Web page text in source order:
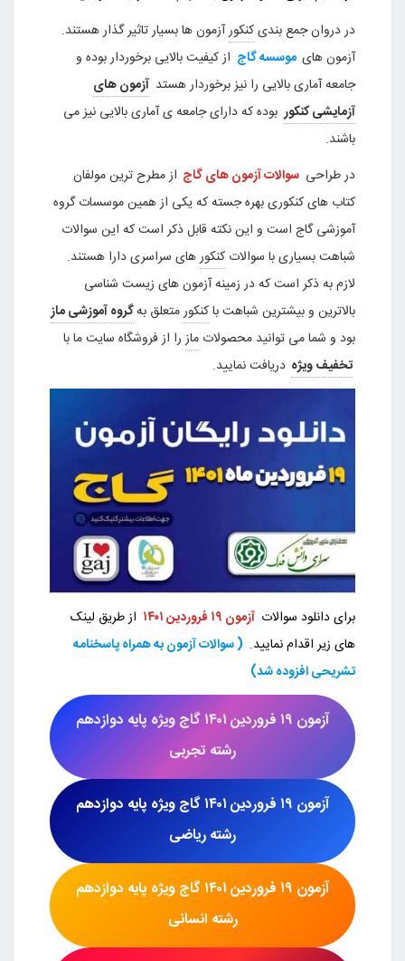
در دروان جمع بندیکنکورآزمون ها بسیار تاثیر گذار هستند.
آزمون های موسسه گاج از کیفیت بالایی برخوردار بوده و
جامعه آماری بالایی را نیز برخوردار هستد آزمون های
آزمایشی کنکور بوده که دارای جامعه ی آماری بالایی نیز می
باشند.
در طراحی سوالات آزمون های گاج از مطرح ترین مولفان
کتاب های کنکوری بهره جسته که یکی از همین موسسات گروه
آموزشی گاج است و این نکته قابل ذکر است که این سوالات
شباهت بسیاری با سوالات کنکورهای سراسری دارا هستند.
لازم به ذکر است که در زمینه آزمون های زیست شناسی
بالاترین و بیشترین شباهت باکنکورمتعلق بهگروه آموزشی ماز
بود و شما می توانید محصولات مازرا از فروشگاه سایت ما با
تخفیف ویژه دریافت نمایید.
برای دانلود سوالات آزمون ۱۹ فروردین ۱۴۰۱
از طریق لینک
های زیر اقدام نمایید. ( سوالات آزمون به همراه پاسخنامه
تشریحی افزوده شد)
آزمون ۱۹ فروردین ۱۴۰۱
گاج ویژه پایه دوازدهم
رشته تجربی
آزمون ۱۹ فروردین ۱۴۰۱ گاجویژه پایه دوازدهم
رشتهریاضی
آزمون ۱۹ فروردین ۱۴۰۱ گاجویژه پایه دوازدهم
رشته انسانی